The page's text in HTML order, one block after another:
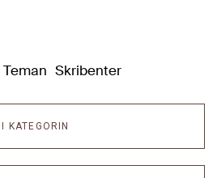
Teman Skribenter
I KATEGORIN